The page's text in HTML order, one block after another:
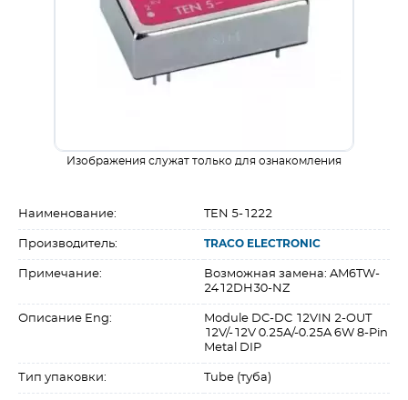
Изображения служат только для ознакомления
Наименование: TEN 5-1222
Производитель: TRACO ELECTRONIC
Примечание:
Возможная замена: AM6TW-
2412DH30-NZ
Описание Eng:
Module DC-DC 12VIN 2-OUT
12V/-12V 0.25A/-0.25A 6W 8-Pin
Metal DIP
Тип упаковки: Tube (туба)